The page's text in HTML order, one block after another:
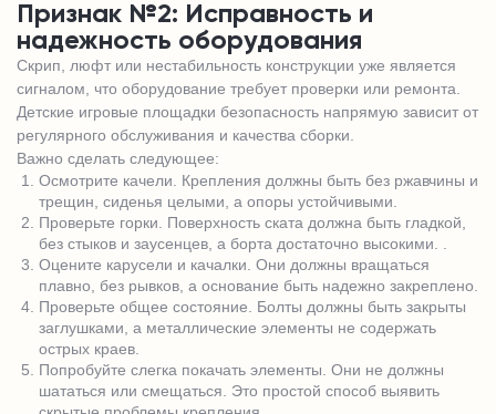
Признак №2: Исправность и
надежность оборудования
Скрип, люфт или нестабильность конструкции уже является
сигналом, что оборудование требует проверки или ремонта.
Детские игровые площадки безопасность напрямую зависит от
регулярного обслуживания и качества сборки.
Важно сделать следующее:
Осмотрите качели. Крепления должны быть без ржавчины и
трещин, сиденья целыми, а опоры устойчивыми.
Проверьте горки. Поверхность ската должна быть гладкой,
без стыков и заусенцев, а борта достаточно высокими. .
Оцените карусели и качалки. Они должны вращаться
плавно, без рывков, а основание быть надежно закреплено.
Проверьте общее состояние. Болты должны быть закрыты
заглушками, а металлические элементы не содержать
острых краев.
Попробуйте слегка покачать элементы. Они не должны
шататься или смещаться. Это простой способ выявить